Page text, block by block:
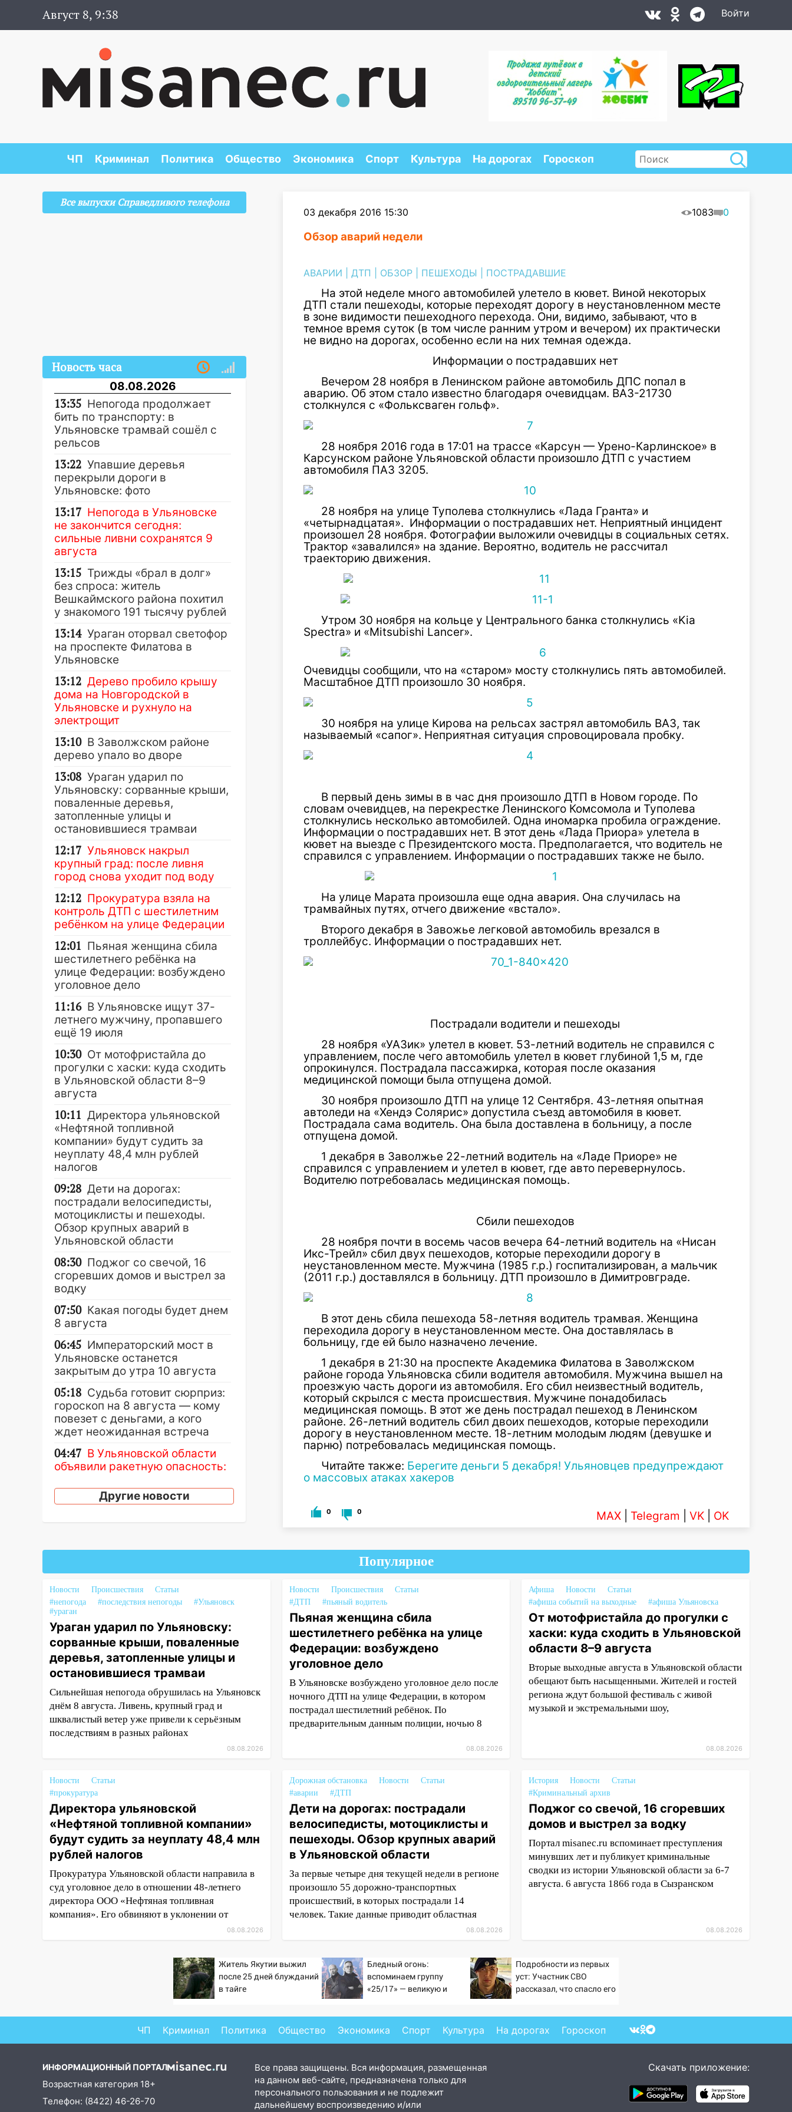
Август 8, 9:38 Войти
ЧП Криминал Политика Общество Экономика Спорт Культура На дорогах Гороскоп
03 декабря 2016 15:30 1083 0
Обзор аварий недели
АВАРИИ ДТП ОБЗОР ПЕШЕХОДЫ ПОСТРАДАВШИЕ
На этой неделе много автомобилей улетело в кювет. Виной некоторых
ДТП стали пешеходы, которые переходят дорогу в неустановленном месте
в зоне видимости пешеходного перехода. Они, видимо, забывают, что в
темное время суток (в том числе ранним утром и вечером) их практически
не видно на дорогах, особенно если на них темная одежда.
Информации о пострадавших нет
Вечером 28 ноября в Ленинском районе автомобиль ДПС попал в
аварию. Об этом стало известно благодаря очевидцам. ВАЗ-21730
столкнулся с «Фольксваген гольф».
28 ноября 2016 года в 17:01 на трассе «Карсун — Урено-Карлинское» в
Карсунском районе Ульяновской области произошло ДТП с участием
автомобиля ПАЗ 3205.
28 ноября на улице Туполева столкнулись «Лада Гранта» и
«четырнадцатая». Информации о пострадавших нет. Неприятный инцидент
произошел 28 ноября. Фотографии выложили очевидцы в социальных сетях.
Трактор «завалился» на здание. Вероятно, водитель не рассчитал
траекторию движения.
Утром 30 ноября на кольце у Центрального банка столкнулись «Kia
Spectra» и «Mitsubishi Lancer».
Очевидцы сообщили, что на «старом» мосту столкнулись пять автомобилей.
Масштабное ДТП произошло 30 ноября.
30 ноября на улице Кирова на рельсах застрял автомобиль ВАЗ, так
называемый «сапог». Неприятная ситуация спровоцировала пробку.
В первый день зимы в в час дня произошло ДТП в Новом городе. По
словам очевидцев, на перекрестке Ленинского Комсомола и Туполева
столкнулись несколько автомобилей. Одна иномарка пробила ограждение.
Информации о пострадавших нет. В этот день «Лада Приора» улетела в
кювет на выезде с Президентского моста. Предполагается, что водитель не
справился с управлением. Информации о пострадавших также не было.
На улице Марата произошла еще одна авария. Она случилась на
трамвайных путях, отчего движение «встало».
Второго декабря в Завожье легковой автомобиль врезался в
троллейбус. Информации о пострадавших нет.
Пострадали водители и пешеходы
28 ноября «УАЗик» улетел в кювет. 53-летний водитель не справился с
управлением, после чего автомобиль улетел в кювет глубиной 1,5 м, где
опрокинулся. Пострадала пассажирка, которая после оказания
медицинской помощи была отпущена домой.
30 ноября произошло ДТП на улице 12 Сентября. 43-летняя опытная
автоледи на «Хендэ Солярис» допустила съезд автомобиля в кювет.
Пострадала сама водитель. Она была доставлена в больницу, а после
отпущена домой.
1 декабря в Заволжье 22-летний водитель на «Ладе Приоре» не
справился с управлением и улетел в кювет, где авто перевернулось.
Водителю потребовалась медицинская помощь.
Сбили пешеходов
28 ноября почти в восемь часов вечера 64-летний водитель на «Нисан
Икс-Трейл» сбил двух пешеходов, которые переходили дорогу в
неустановленном месте. Мужчина (1985 г.р.) госпитализирован, а мальчик
(2011 г.р.) доставлялся в больницу. ДТП произошло в Димитровграде.
В этот день сбила пешехода 58-летняя водитель трамвая. Женщина
переходила дорогу в неустановленном месте. Она доставлялась в
больницу, где ей было назначено лечение.
1 декабря в 21:30 на проспекте Академика Филатова в Заволжском
районе города Ульяновска сбили водителя автомобиля. Мужчина вышел на
проезжую часть дороги из автомобиля. Его сбил неизвестный водитель,
который скрылся с места происшествия. Мужчине понадобилась
медицинская помощь. В этот же день пострадал пешеход в Ленинском
районе. 26-летний водитель сбил двоих пешеходов, которые переходили
дорогу в неустановленном месте. 18-летним молодым людям (девушке и
парню) потребовалась медицинская помощь.
Читайте также: Берегите деньги 5 декабря! Ульяновцев предупреждают
о массовых атаках хакеров
0 0 MAX Telegram VK OK
Все выпуски Справедливого телефона
Новость часа
08.08.2026
13:35 Непогода продолжает
бить по транспорту: в
Ульяновске трамвай сошёл с
рельсов
13:22 Упавшие деревья
перекрыли дороги в
Ульяновске: фото
13:17 Непогода в Ульяновске
не закончится сегодня:
сильные ливни сохранятся 9
августа
13:15 Трижды «брал в долг»
без спроса: житель
Вешкаймского района похитил
у знакомого 191 тысячу рублей
13:14 Ураган оторвал светофор
на проспекте Филатова в
Ульяновске
13:12 Дерево пробило крышу
дома на Новгородской в
Ульяновске и рухнуло на
электрощит
13:10 В Заволжском районе
дерево упало во дворе
13:08 Ураган ударил по
Ульяновску: сорванные крыши,
поваленные деревья,
затопленные улицы и
остановившиеся трамваи
12:17 Ульяновск накрыл
крупный град: после ливня
город снова уходит под воду
12:12 Прокуратура взяла на
контроль ДТП с шестилетним
ребёнком на улице Федерации
12:01 Пьяная женщина сбила
шестилетнего ребёнка на
улице Федерации: возбуждено
уголовное дело
11:16 В Ульяновске ищут 37-
летнего мужчину, пропавшего
ещё 19 июля
10:30 От мотофристайла до
прогулки с хаски: куда сходить
в Ульяновской области 8–9
августа
10:11 Директора ульяновской
«Нефтяной топливной
компании» будут судить за
неуплату 48,4 млн рублей
налогов
09:28 Дети на дорогах:
пострадали велосипедисты,
мотоциклисты и пешеходы.
Обзор крупных аварий в
Ульяновской области
08:30 Поджог со свечой, 16
сгоревших домов и выстрел за
водку
07:50 Какая погоды будет днем
8 августа
06:45 Императорский мост в
Ульяновске останется
закрытым до утра 10 августа
05:18 Судьба готовит сюрприз:
гороскоп на 8 августа — кому
повезет с деньгами, а кого
ждет неожиданная встреча
04:47 В Ульяновской области
объявили ракетную опасность:
07.08.2026
управлении состоялось
торжественное мероприятие,
приуроченное к празднованию
Дня сотрудника органов
следствия Российской
Федерации
19:30 Ульяновцев приглашают
поддержать «Симбирскую
чебурашку» на фестивале
«ФормАРТ»
18:11 Ульяновская область
стала пилотным регионом
17:23
Прогноз погоды в
Ульяновской области на 8
августа
17:16 В реанимацию
Ульяновской областной
больницы поступили шесть
новых аппаратов ИВЛ
16:51 В Чердаклинском районе
ремонтируют дороги, ставят
остановки и проводят новое
ещё девять бункеров для
крупногабаритного мусора
В Ульяновске бесплатно
покажут матч «Волги» под
открытым небом
16:12
госуниверситете разработают
отечественный прибор для
цифровой ПЦР
Другие новости
Популярное
Новости Происшествия
Статьи
#непогода
#последствия непогоды
#Ульяновск
#ураган
Ураган ударил по Ульяновску:
сорванные крыши, поваленные
деревья, затопленные улицы и
остановившиеся трамваи
Сильнейшая непогода обрушилась на Ульяновск
днём 8 августа. Ливень, крупный град и
шквалистый ветер уже привели к серьёзным
последствиям в разных районах
08.08.2026
Новости Происшествия
Статьи
#ДТП
#пьяный водитель
Пьяная женщина сбила
шестилетнего ребёнка на улице
Федерации: возбуждено
уголовное дело
В Ульяновске возбуждено уголовное дело после
ночного ДТП на улице Федерации, в котором
пострадал шестилетний ребёнок. По
предварительным данным полиции, ночью 8
08.08.2026
Афиша Новости
Статьи
#афиша событий на выходные
#афиша Ульяновска
От мотофристайла до прогулки с
хаски: куда сходить в Ульяновской
области 8–9 августа
Вторые выходные августа в Ульяновской области
обещают быть насыщенными. Жителей и гостей
региона ждут большой фестиваль с живой
музыкой и экстремальными шоу,
08.08.2026
Новости
Статьи
#прокуратура
Директора ульяновской
«Нефтяной топливной компании»
будут судить за неуплату 48,4 млн
рублей налогов
Прокуратура Ульяновской области направила в
суд уголовное дело в отношении 48-летнего
директора ООО «Нефтяная топливная
компания». Его обвиняют в уклонении от
08.08.2026
Дорожная обстановка Новости
Статьи
#аварии
#ДТП
Дети на дорогах: пострадали
велосипедисты, мотоциклисты и
пешеходы. Обзор крупных аварий
в Ульяновской области
За первые четыре дня текущей недели в регионе
произошло 55 дорожно-транспортных
происшествий, в которых пострадали 14
человек. Такие данные приводит областная
08.08.2026
История Новости
Статьи
#Криминальный архив
Поджог со свечой, 16 сгоревших
домов и выстрел за водку
Портал misanec.ru вспоминает преступления
минувших лет и публикует криминальные
сводки из истории Ульяновской области за 6-7
августа. 6 августа 1866 года в Сызранском
08.08.2026
Житель Якутии выжил
после 25 дней блужданий
в тайге
Бледный огонь:
вспоминаем группу
«25/17» — великую и
Подробности из первых
уст: Участник СВО
рассказал, что спасло его
ЧП Криминал Политика Общество Экономика Спорт Культура На дорогах Гороскоп
ИНФОРМАЦИОННЫЙ ПОРТАЛ
Возрастная категория 18+
Телефон: (8422) 46-26-70
Все права защищены. Вся информация, размещенная
на данном веб-сайте, предназначена только для
персонального пользования и не подлежит
дальнейшему воспроизведению и/или
Скачать приложение: